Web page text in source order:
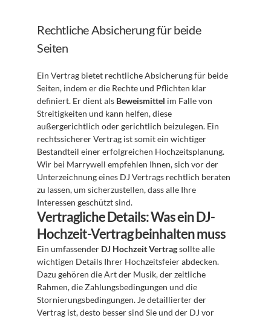
Rechtliche Absicherung für beide
Seiten
Ein Vertrag bietet rechtliche Absicherung für beide
Seiten, indem er die Rechte und Pflichten klar
definiert. Er dient als Beweismittel im Falle von
Streitigkeiten und kann helfen, diese
außergerichtlich oder gerichtlich beizulegen. Ein
rechtssicherer Vertrag ist somit ein wichtiger
Bestandteil einer erfolgreichen Hochzeitsplanung.
Wir bei Marrywell empfehlen Ihnen, sich vor der
Unterzeichnung eines DJ Vertrags rechtlich beraten
zu lassen, um sicherzustellen, dass alle Ihre
Interessen geschützt sind.
Vertragliche Details: Was ein DJ-
Hochzeit-Vertrag beinhalten muss
Ein umfassender DJ Hochzeit Vertrag sollte alle
wichtigen Details Ihrer Hochzeitsfeier abdecken.
Dazu gehören die Art der Musik, der zeitliche
Rahmen, die Zahlungsbedingungen und die
Stornierungsbedingungen. Je detaillierter der
Vertrag ist, desto besser sind Sie und der DJ vor